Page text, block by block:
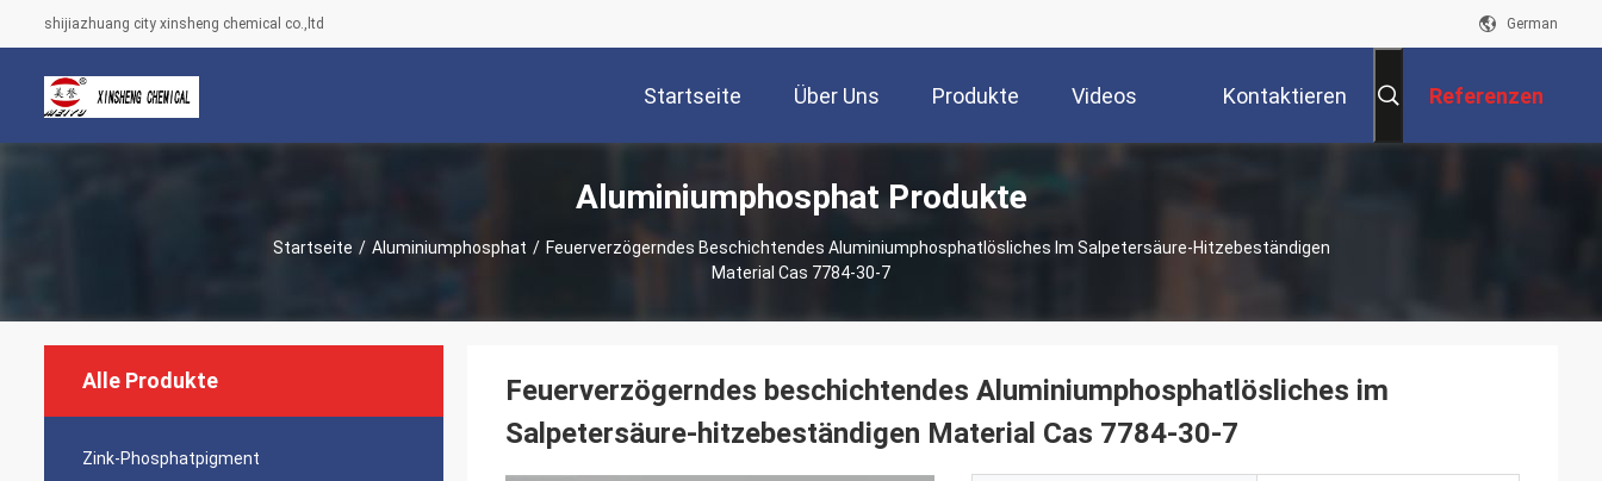
shijiazhuang city xinsheng chemical co.,ltd German
Startseite Über Uns Produkte Videos Kontaktieren Referenzen
Aluminiumphosphat Produkte
Startseite / Aluminiumphosphat / Feuerverzögerndes Beschichtendes Aluminiumphosphatlösliches Im Salpetersäure-Hitzebeständigen
Material Cas 7784-30-7
Alle Produkte
Zink-Phosphatpigment
Feuerverzögerndes beschichtendes Aluminiumphosphatlösliches im
Salpetersäure-hitzebeständigen Material Cas 7784-30-7